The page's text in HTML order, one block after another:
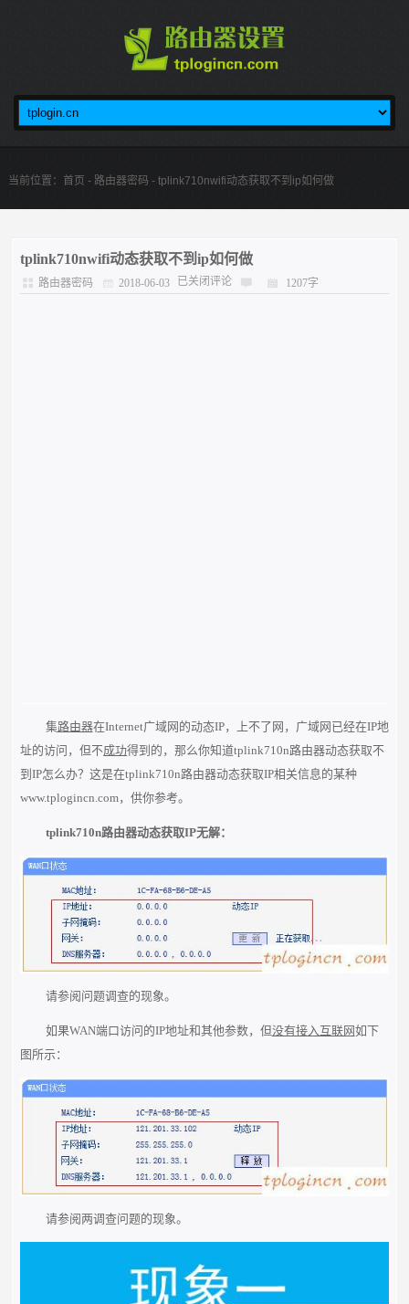
当前位置： 首页 - 路由器密码 - tplink710nwifi动态获取不到ip如何做
tplink710nwifi动态获取不到ip如何做
路由器密码 2018-06-03 已关闭评论 1207字
集路由器在Internet广域网的动态IP，上不了网，广域网已经在IP地
址的访问，但不成功得到的，那么你知道tplink710n路由器动态获取不
到IP怎么办？这是在tplink710n路由器动态获取IP相关信息的某种
www.tplogincn.com，供你参考。
tplink710n路由器动态获取IP无解：
请参阅问题调查的现象。
如果WAN端口访问的IP地址和其他参数，但没有接入互联网如下
图所示：
请参阅两调查问题的现象。